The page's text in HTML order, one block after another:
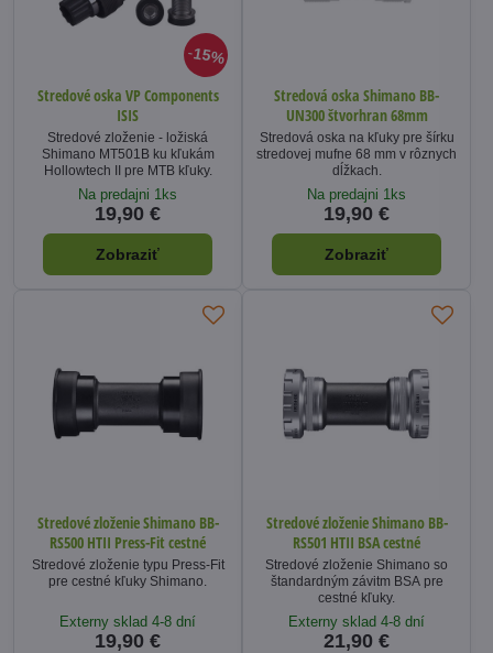
15%
Stredové oska VP Components
ISIS
Stredové zloženie - ložiská
Shimano MT501B ku kľukám
Hollowtech II pre MTB kľuky.
Na predajni 1ks
19,90 €
Zobraziť
Stredová oska Shimano BB-
UN300 štvorhran 68mm
Stredová oska na kľuky pre šírku
stredovej mufne 68 mm v rôznych
dĺžkach.
Na predajni 1ks
19,90 €
Zobraziť
Stredové zloženie Shimano BB-
RS500 HTII Press-Fit cestné
Stredové zloženie typu Press-Fit
pre cestné kľuky Shimano.
Externy sklad 4-8 dní
19,90 €
Stredové zloženie Shimano BB-
RS501 HTII BSA cestné
Stredové zloženie Shimano so
štandardným závitm BSA pre
cestné kľuky.
Externy sklad 4-8 dní
21,90 €